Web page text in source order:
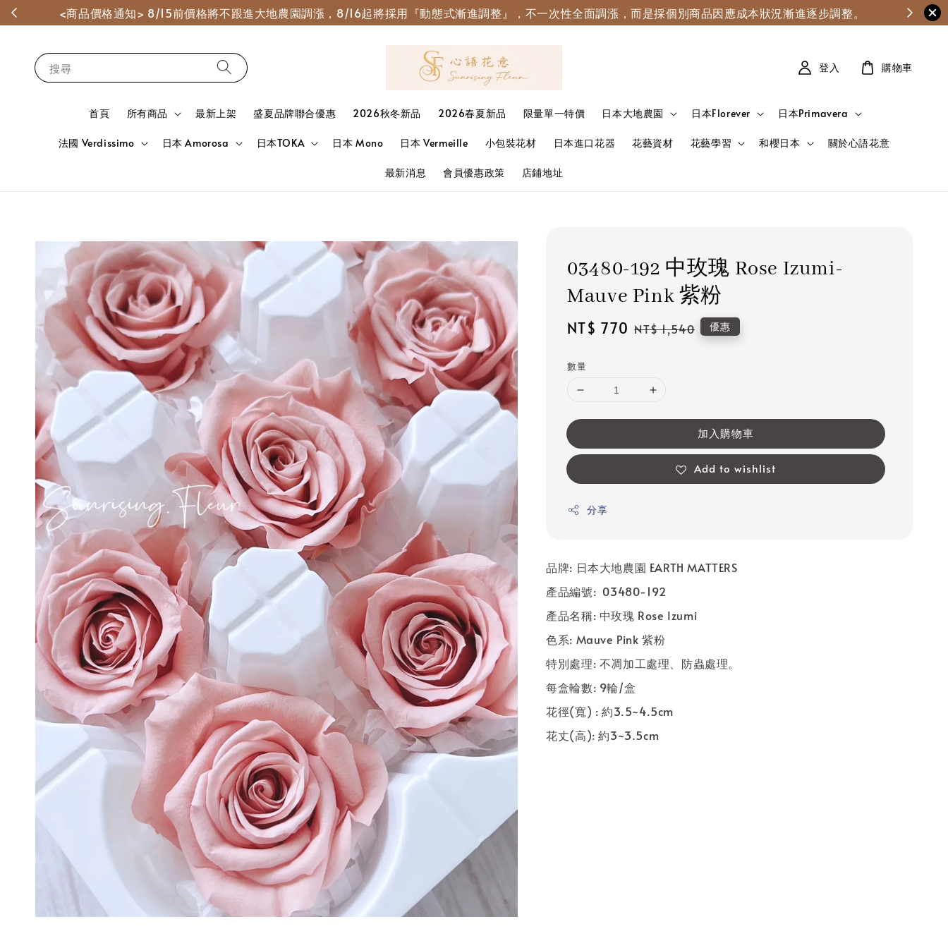
<商品價格通知> 8/15前價格將不跟進大地農園調漲，8/16起將採用『動態式漸進調整』，不一次性全面調漲，而是採個別商品因應成本狀況漸進逐步調整。
搜尋
首頁 所有商品 最新上架 盛夏品牌聯合優惠 2026秋冬新品 2026春夏新品 限量單一特價 日本大地農園 日本Florever 日本Primavera
法國 Verdissimo 日本 Amorosa 日本TOKA 日本 Mono 日本 Vermeille 小包裝花材 日本進口花器 花藝資材 花藝學習 和櫻日本 關於心語花意
最新消息 會員優惠政策 店鋪地址
登入 購物車
03480-192 中玫瑰 Rose Izumi-
Mauve Pink 紫粉
Sale
NT$ 770 Regular
NT$ 1,540 優惠
數量
加入購物車
Add to wishlist
分享
品牌: 日本大地農園 EARTH MATTERS
產品編號: 03480-192
產品名稱: 中玫瑰 Rose Izumi
色系: Mauve Pink 紫粉
特別處理: 不凋加工處理、防蟲處理。
每盒輪數: 9輪/盒
花徑(寬) : 約3.5~4.5cm
花丈(高): 約3~3.5cm